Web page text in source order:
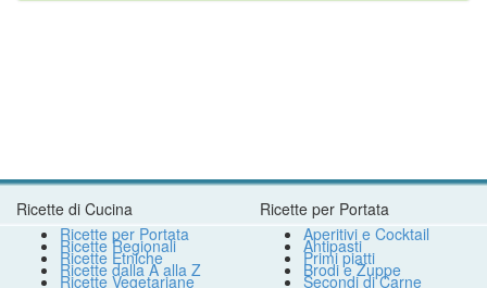
Ricette di Cucina
Ricette per Portata
Ricette Regionali
Ricette Etniche
Ricette dalla A alla Z
Ricette Vegetariane
Ricette per Portata
Aperitivi e Cocktail
Antipasti
Primi piatti
Brodi e Zuppe
Secondi di Carne